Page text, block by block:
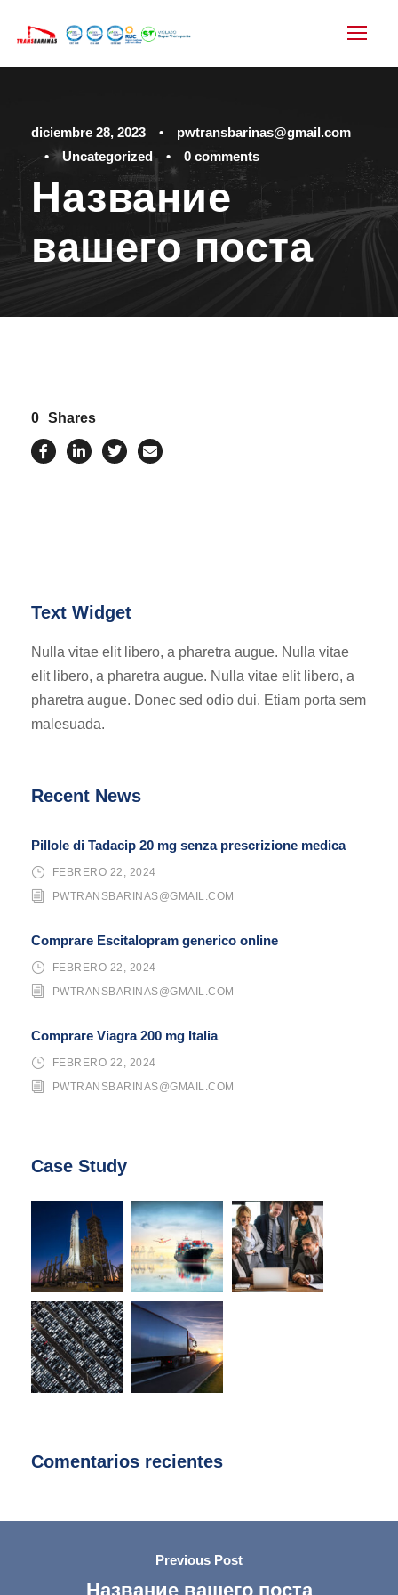
diciembre 28, 2023 •
pwtransbarinas@gmail.com
•
Uncategorized • 0 comments
Название
вашего поста
0 Shares
Text Widget
Nulla vitae elit libero, a pharetra augue. Nulla vitae
elit libero, a pharetra augue. Nulla vitae elit libero, a
pharetra augue. Donec sed odio dui. Etiam porta sem
malesuada.
Recent News
Pillole di Tadacip 20 mg senza prescrizione medica
FEBRERO 22, 2024
PWTRANSBARINAS@GMAIL.COM
Comprare Escitalopram generico online
FEBRERO 22, 2024
PWTRANSBARINAS@GMAIL.COM
Comprare Viagra 200 mg Italia
FEBRERO 22, 2024
PWTRANSBARINAS@GMAIL.COM
Case Study
Comentarios recientes
Previous Post
Название вашего поста